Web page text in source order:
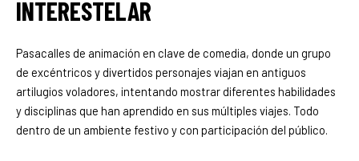
INTERESTELAR
Pasacalles de animación en clave de comedia, donde un grupo
de excéntricos y divertidos personajes viajan en antiguos
artilugios voladores, intentando mostrar diferentes habilidades
y disciplinas que han aprendido en sus múltiples viajes. Todo
dentro de un ambiente festivo y con participación del público.